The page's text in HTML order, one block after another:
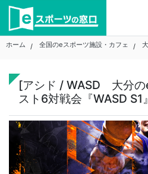
Skip
content
ホーム 全国のeスポーツ施設・カフェ
[アシド / WASD 大分の
スト6対戦会『WASD S1